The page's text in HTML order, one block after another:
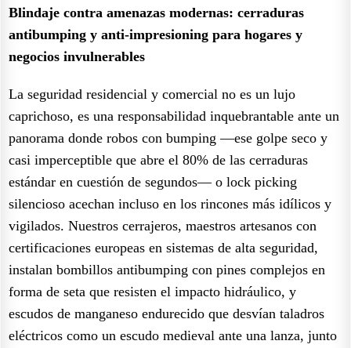
Blindaje contra amenazas modernas: cerraduras
antibumping y anti-impresioning para hogares y
negocios invulnerables
La seguridad residencial y comercial no es un lujo
caprichoso, es una responsabilidad inquebrantable ante un
panorama donde robos con bumping —ese golpe seco y
casi imperceptible que abre el 80% de las cerraduras
estándar en cuestión de segundos— o lock picking
silencioso acechan incluso en los rincones más idílicos y
vigilados. Nuestros cerrajeros, maestros artesanos con
certificaciones europeas en sistemas de alta seguridad,
instalan bombillos antibumping con pines complejos en
forma de seta que resisten el impacto hidráulico, y
escudos de manganeso endurecido que desvían taladros
eléctricos como un escudo medieval ante una lanza, junto